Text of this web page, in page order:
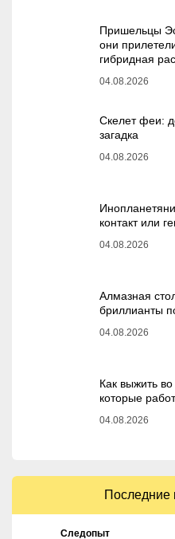
Пришельцы
они
гибридная
04.08.2026
Скелет феи:
загадка
04.08.2026
контакт или
04.08.2026
Алмазная
бриллианты
04.08.2026
Как выжить
которые
04.08.2026
Последние
Следопыт